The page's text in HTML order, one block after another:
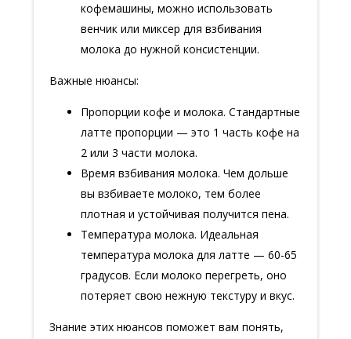
кофемашины, можно использовать
венчик или миксер для взбивания
молока до нужной консистенции.
Важные нюансы:
Пропорции кофе и молока. Стандартные
латте пропорции — это 1 часть кофе на
2 или 3 части молока.
Время взбивания молока. Чем дольше
вы взбиваете молоко, тем более
плотная и устойчивая получится пена.
Температура молока. Идеальная
температура молока для латте — 60-65
градусов. Если молоко перегреть, оно
потеряет свою нежную текстуру и вкус.
Знание этих нюансов поможет вам понять,